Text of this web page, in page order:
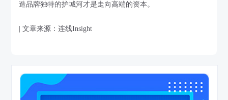
造品牌独特的护城河才是走向高端的资本。
| 文章来源：连线Insight